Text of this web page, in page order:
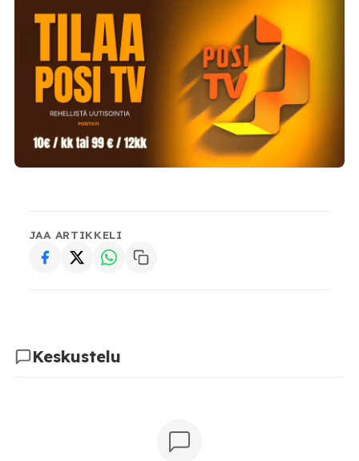
JAA ARTIKKELI
Keskustelu